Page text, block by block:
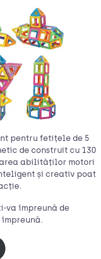
pentru fetițele de 5
de construit cu 130
abilităților motori
și creativ poat
va împreună de